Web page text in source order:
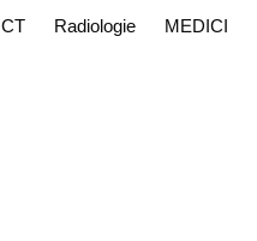
CT Radiologie MEDICI